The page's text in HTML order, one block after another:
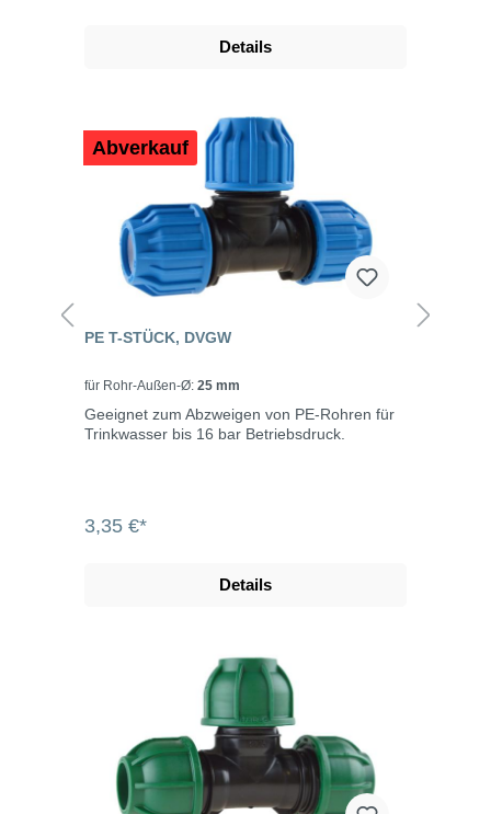
Details
Abverkauf
PE T-STÜCK, DVGW
für Rohr-Außen-Ø: 25 mm
Geeignet zum Abzweigen von PE-Rohren für
Trinkwasser bis 16 bar Betriebsdruck.
3,35 €*
Details